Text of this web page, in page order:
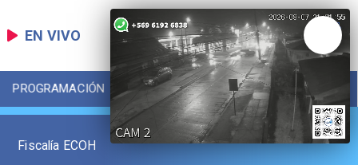
EN VIVO
PROGRAMACIÓN LOCAL DEPORTES
Fiscalía ECOH